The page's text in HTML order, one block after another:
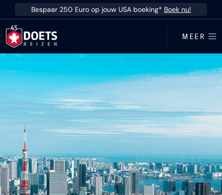
Ga direct naar inhoud
Bespaar 250 Euro op jouw USA boeking* Boek nu!
MEER